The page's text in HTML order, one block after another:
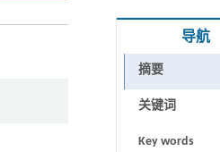
导航
摘要
关键词
Key words